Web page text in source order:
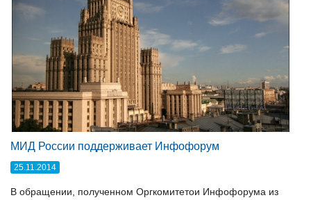
МИД России поддерживает Инфофорум
25.11.2014
В обращении, полученном Оргкомитетои Инфофорума из